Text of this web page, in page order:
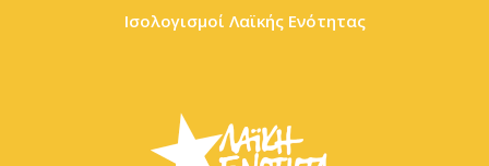
Ισολογισμοί Λαϊκής Ενότητας